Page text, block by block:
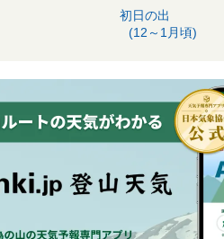
初日の出
(12～1月頃)